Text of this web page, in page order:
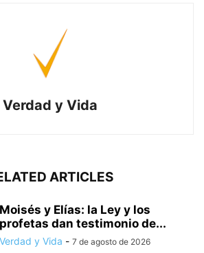
Verdad y Vida
ARTICLES
Moisés y Elías: la Ley y los
profetas dan testimonio de...
Verdad y Vida - 7 de agosto de 2026